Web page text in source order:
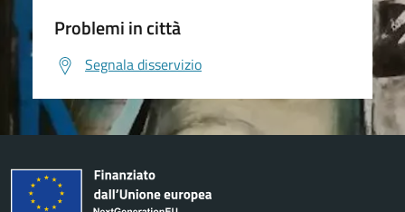
Problemi in città
Segnala disservizio